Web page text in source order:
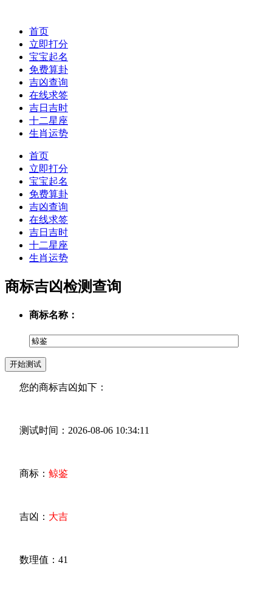
首页
立即打分
宝宝起名
免费算卦
吉凶查询
在线求签
吉日吉时
十二星座
生肖运势
首页
立即打分
宝宝起名
免费算卦
吉凶查询
在线求签
吉日吉时
十二星座
生肖运势
商标吉凶检测查询
商标名称：
您的商标吉凶如下：
测试时间：2026-08-06 10:34:11
商标： 鲸鉴
吉凶： 大吉
数理值：41